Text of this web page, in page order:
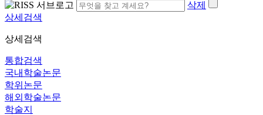
삭제
상세검색
상세검색
통합검색
국내학술논문
학위논문
해외학술논문
학술지